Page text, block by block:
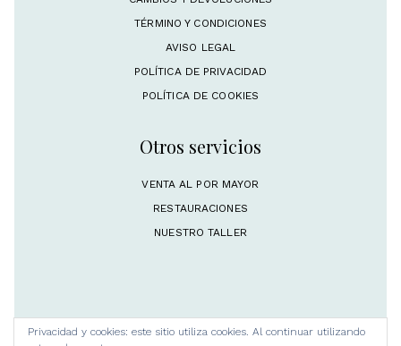
TÉRMINO Y CONDICIONES
AVISO LEGAL
POLÍTICA DE PRIVACIDAD
POLÍTICA DE COOKIES
Otros servicios
VENTA AL POR MAYOR
RESTAURACIONES
NUESTRO TALLER
Privacidad y cookies: este sitio utiliza cookies. Al continuar utilizando